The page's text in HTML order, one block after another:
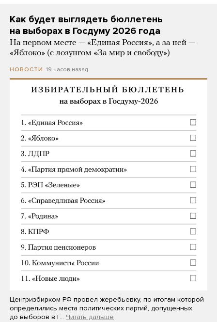
Как будет выглядеть бюллетень
на выборах в Госдуму 2026 года
На первом месте — «Единая Россия», а за ней —
«Яблоко» (с лозунгом «За мир и свободу»)
НОВОСТИ 19 часов назад
Центризбирком РФ провел жеребьевку, по итогам которой
определились места политических партий, допущенных
до выборов в Г… Читать дальше